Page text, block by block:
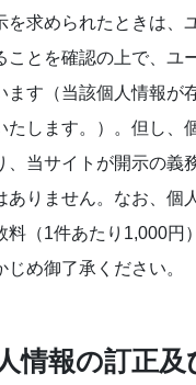
を求められたときは、
ことを確認の上で、ユ
ます（当該個人情報が
たします。）。但し、
、当サイトが開示の義
ありません。なお、個
料（1件あたり1,000円
じめ御了承ください。
情報の訂正及